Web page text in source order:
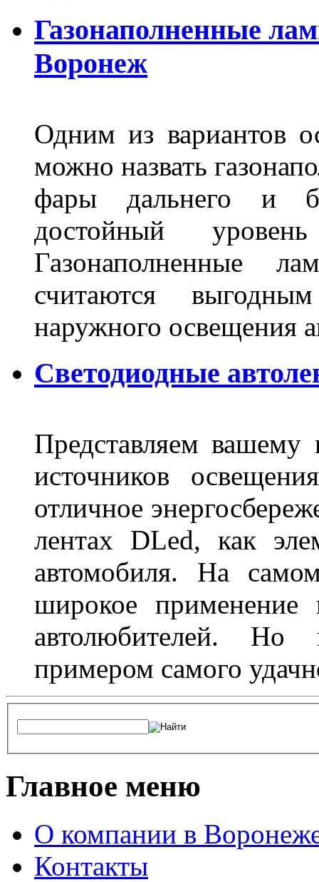
Газонаполненные
Воронеж
Одним из вариантов
можно назвать
фары дальнего и
достойный
Газонаполненные
считаются
наружного освещения
Светодиодные
Представляем
источников
отличное
лентах DLed, как
автомобиля. На
широкое
автолюбителей. Но
примером самого
Главное меню
О компании в
Контакты